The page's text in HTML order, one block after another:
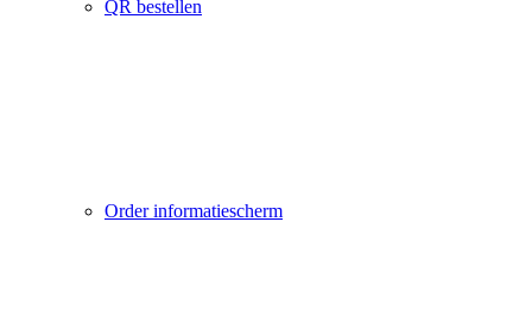
QR bestellen
Order informatiescherm